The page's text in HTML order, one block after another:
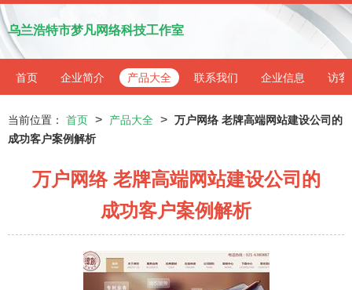
乌兰浩特市梦凡网络科技工作室
首页 企业简介 产品大全 联系我们 企业信息 访客
当前位置： 首页 > 产品大全 > 万户网络 老牌高端网站建设公司的
成功客户案例解析
万户网络 老牌高端网站建设公司的
成功客户案例解析